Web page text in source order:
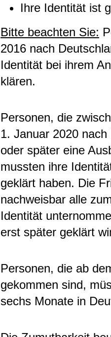
Ihre Identität ist
Bitte beachten Sie:
2016 nach
Identität bei ihrem
klären.
Personen, die
1. Januar 2020
oder später eine
mussten ihre
geklärt haben. Die
nachweisbar alle
Identität
erst später geklärt
Personen, die ab
gekommen sind,
sechs Monate in